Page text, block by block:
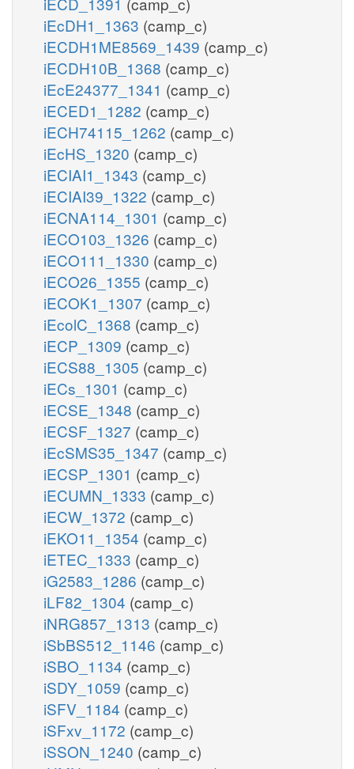
iEcDH1_1363 (camp_c)
iECDH1ME8569_1439 (camp_c)
iECDH10B_1368 (camp_c)
iEcE24377_1341 (camp_c)
iECED1_1282 (camp_c)
iECH74115_1262 (camp_c)
iEcHS_1320 (camp_c)
iECIAI1_1343 (camp_c)
iECIAI39_1322 (camp_c)
iECNA114_1301 (camp_c)
iECO103_1326 (camp_c)
iECO111_1330 (camp_c)
iECO26_1355 (camp_c)
iECOK1_1307 (camp_c)
iEcolC_1368 (camp_c)
iECP_1309 (camp_c)
iECS88_1305 (camp_c)
iECs_1301 (camp_c)
iECSE_1348 (camp_c)
iECSF_1327 (camp_c)
iEcSMS35_1347 (camp_c)
iECSP_1301 (camp_c)
iECUMN_1333 (camp_c)
iECW_1372 (camp_c)
iEKO11_1354 (camp_c)
iETEC_1333 (camp_c)
iG2583_1286 (camp_c)
iLF82_1304 (camp_c)
iNRG857_1313 (camp_c)
iSbBS512_1146 (camp_c)
iSBO_1134 (camp_c)
iSDY_1059 (camp_c)
iSFV_1184 (camp_c)
iSFxv_1172 (camp_c)
iSSON_1240 (camp_c)